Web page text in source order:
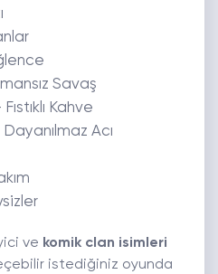
Savaş
Kahve
Acı
ve komik clan isimleri
istediğiniz oyunda